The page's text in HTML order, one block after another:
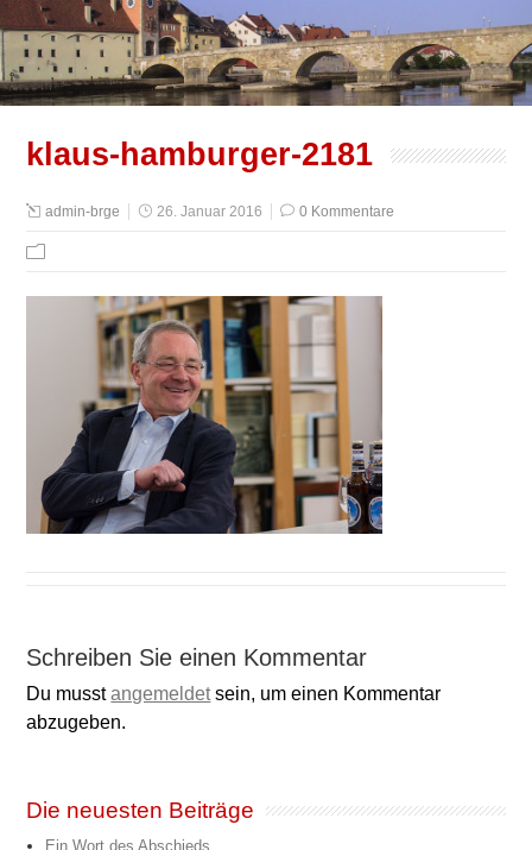
klaus-hamburger-2181
admin-brge 26. Januar 2016 0 Kommentare
Schreiben Sie einen Kommentar
Du musstangemeldetsein, um einen Kommentar
abzugeben.
Die neuesten Beiträge
Ein Wort des Abschieds